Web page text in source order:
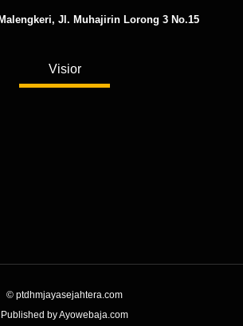
Jl. Muhajirin Lorong 3 No.15
Visior
© ptdhmjayasejahtera.com
Published by Ayowebaja.com